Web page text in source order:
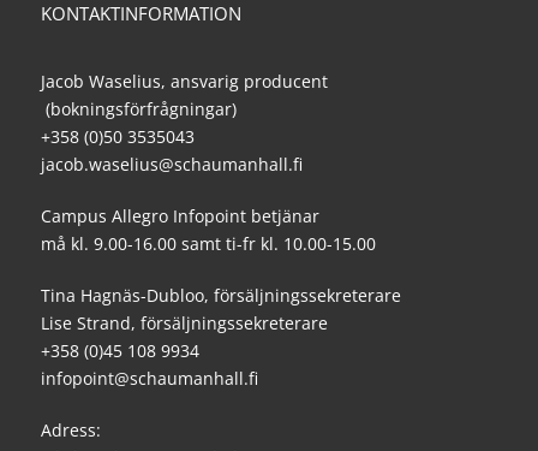
KONTAKTINFORMATION
Jacob Waselius, ansvarig producent
(bokningsförfrågningar)
+358 (0)50 3535043
jacob.waselius@schaumanhall.fi
Campus Allegro Infopoint betjänar
må kl. 9.00-16.00 samt ti-fr kl. 10.00-15.00
Tina Hagnäs-Dubloo, försäljningssekreterare
Lise Strand, försäljningssekreterare
+358 (0)45 108 9934
infopoint@schaumanhall.fi
Adress: